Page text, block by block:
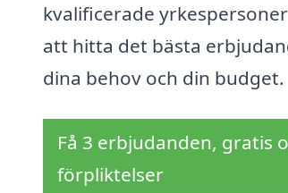
kvalificerade
att hitta det bästa
dina behov och din budget.
Få 3 erbjudanden, gratis
förpliktelser